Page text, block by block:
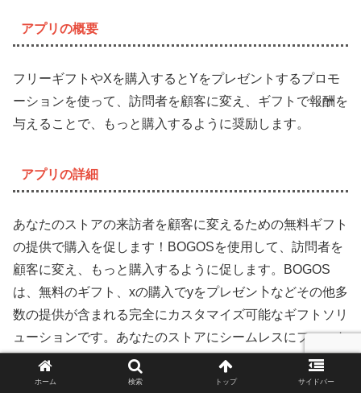
アプリの概要
フリーギフトやXを購入するとYをプレゼントするプロモ
ーションを使って、訪問者を顧客に変え、ギフトで報酬を
与えることで、もっと購入するように奨励します。
アプリの詳細
あなたのストアの来訪者を顧客に変えるための無料ギフト
の提供で購入を促します！BOGOSを使用して、訪問者を
顧客に変え、もっと購入するように促します。BOGOS
は、無料のギフト、xの購入でyをプレゼン卜などその他多
数の提供が含まれる完全にカスタマイズ可能なギフトソリ
ューションです。あなたのストアにシームレスにフィット
するオファーを作るための多数のカスタマイズ可能な機能
があります。何か困ったなら、私たちのライブチャットサ
ホーム 検索 トップ サイドバー